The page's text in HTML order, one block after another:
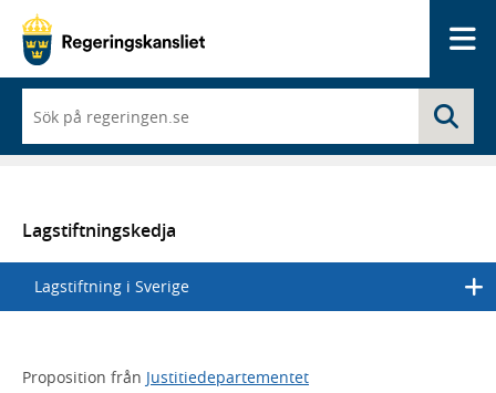
du
börjar
skriva
en
lista
med
sökförslag
Lagstiftningskedja
Lagstiftning i Sverige
Proposition från Justitiedepartementet